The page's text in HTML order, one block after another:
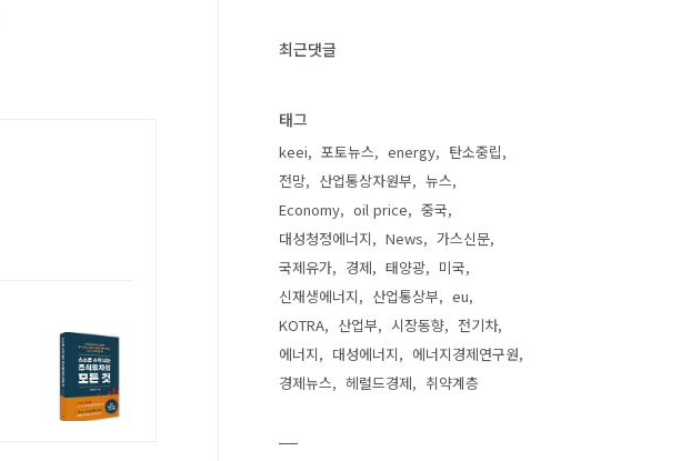
최근댓글
태그
keei 포토뉴스 energy
탄소중립
전망
산업통상자원부
뉴스
Economy
oil price
중국
대성청정에너지
News
가스신문
국제유가
경제 태양광
미국
신재생에너지
산업통상부
eu
KOTRA
산업부 시장동향
전기차
에너지
대성에너지
에너지경제연구원
경제뉴스
헤럴드경제 취약계층